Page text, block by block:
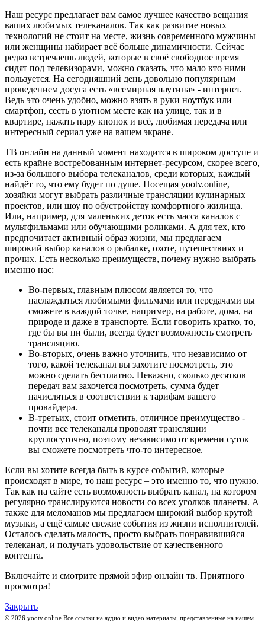
Наш ресурс предлагает вам самое лучшее качество вещания
ваших любимых телеканалов. Так как развитие новых
технологий не стоит на месте, жизнь современного мужчины
или женщины набирает всё больше динамичности. Сейчас
редко встречаешь людей, которые в своё свободное время
сидят под телевизорами, можно сказать, что мало кто ними
пользуется. На сегодняшний день довольно популярным
проведением досуга есть «всемирная паутина» - интернет.
Ведь это очень удобно, можно взять в руки ноутбук или
смартфон, сесть в уютном месте как на улице, так и в
квартире, нажать пару кнопок и всё, любимая передача или
интересный сериал уже на вашем экране.
ТВ онлайн на данный момент находится в широком доступе и
есть крайне востребованным интернет-ресурсом, скорее всего,
из-за большого выбора телеканалов, среди которых, каждый
найдёт то, что ему будет по душе. Посещая yootv.online,
хозяйки могут выбрать различные трансляции кулинарных
проектов, или шоу по обустройству комфортного жилища.
Или, например, для маленьких деток есть масса каналов с
мультфильмами или обучающими роликами. А для тех, кто
предпочитает активный образ жизни, мы предлагаем
широкий выбор каналов о рыбалке, охоте, путешествиях и
прочих. Есть несколько преимуществ, почему нужно выбрать
именно нас:
Во-первых, главным плюсом является то, что
наслаждаться любимыми фильмами или передачами вы
сможете в каждой точке, например, на работе, дома, на
природе и даже в транспорте. Если говорить кратко, то,
где бы вы ни были, всегда будет возможность смотреть
трансляцию.
Во-вторых, очень важно уточнить, что независимо от
того, какой телеканал вы захотите посмотреть, это
можно сделать бесплатно. Неважно, сколько десятков
передач вам захочется посмотреть, сумма будет
начисляться в соответствии к тарифам вашего
провайдера.
В-третьих, стоит отметить, отличное преимущество -
почти все телеканалы проводят трансляции
круглосуточно, поэтому независимо от времени суток
вы сможете посмотреть что-то интересное.
Если вы хотите всегда быть в курсе событий, которые
происходят в мире, то наш ресурс – это именно то, что нужно.
Так как на сайте есть возможность выбрать канал, на котором
регулярно транслируются новости со всех уголков планеты. А
также для меломанов мы предлагаем широкий выбор крутой
музыки, а ещё самые свежие события из жизни исполнителей.
Осталось сделать малость, просто выбрать понравившийся
телеканал, и получать удовольствие от качественного
контента.
Включайте и смотрите прямой эфир онлайн тв. Приятного
просмотра!
Закрыть
© 2026 yootv.online Все ссылки на аудио и видео материалы, представленные на нашем